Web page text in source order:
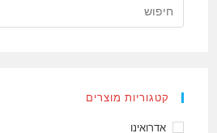
קטגוריות מוצרים
אדרואינו